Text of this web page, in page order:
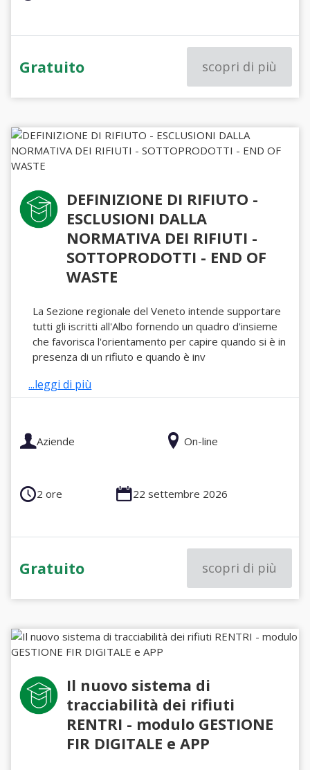
Gratuito scopri di più
DEFINIZIONE DI RIFIUTO -
ESCLUSIONI DALLA
NORMATIVA DEI RIFIUTI -
SOTTOPRODOTTI - END OF
WASTE
La Sezione regionale del Veneto intende supportare
tutti gli iscritti all'Albo fornendo un quadro d'insieme
che favorisca l'orientamento per capire quando si è in
presenza di un rifiuto e quando è inv
...leggi di più
Aziende On-line
2 ore 22 settembre 2026
Gratuito scopri di più
Il nuovo sistema di
tracciabilità dei rifiuti
RENTRI - modulo GESTIONE
FIR DIGITALE e APP